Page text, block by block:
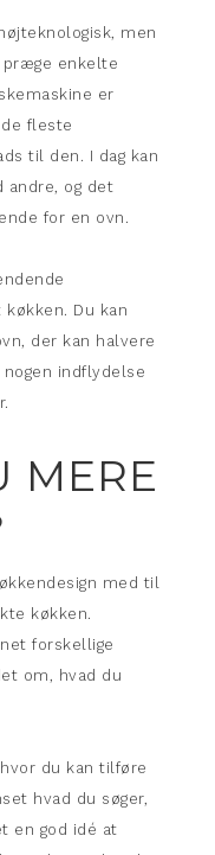
men
præge enkelte
er
fleste
til den. I dag kan
andre, og det
for en ovn.
Du kan
der kan halvere
indflydelse
MERE
med til
køkken.
forskellige
om, hvad du
du kan tilføre
hvad du søger,
en god idé at